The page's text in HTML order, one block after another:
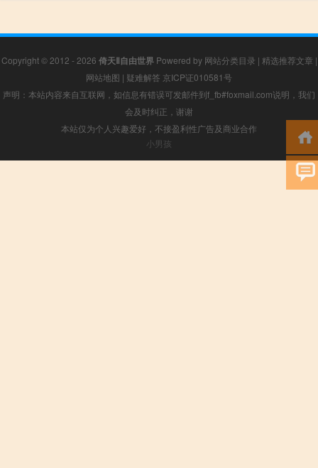
Copyright © 2012 - 2026 倚天Ⅱ自由世界Powered by 网站分类目录 | 精选推荐文章 |
网站地图 | 疑难解答 京ICP证010581号
声明：本站内容来自互联网，如信息有错误可发邮件到f_fb#foxmail.com说明，我们
会及时纠正，谢谢
本站仅为个人兴趣爱好，不接盈利性广告及商业合作
小男孩